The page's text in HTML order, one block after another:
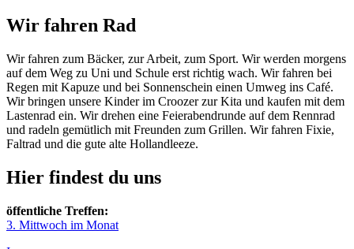
Wir fahren Rad
Wir fahren zum Bäcker, zur Arbeit, zum Sport. Wir werden morgens
auf dem Weg zu Uni und Schule erst richtig wach. Wir fahren bei
Regen mit Kapuze und bei Sonnenschein einen Umweg ins Café.
Wir bringen unsere Kinder im Croozer zur Kita und kaufen mit dem
Lastenrad ein. Wir drehen eine Feierabendrunde auf dem Rennrad
und radeln gemütlich mit Freunden zum Grillen. Wir fahren Fixie,
Faltrad und die gute alte Hollandleeze.
Hier findest du uns
öffentliche Treffen:
3. Mittwoch im Monat